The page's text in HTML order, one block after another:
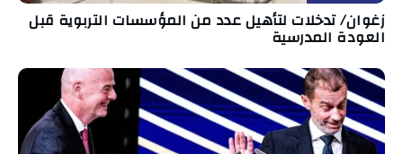
زغوان/ تدخلات لتأهيل عدد من المؤسسات التربوية قبل
العودة المدرسية